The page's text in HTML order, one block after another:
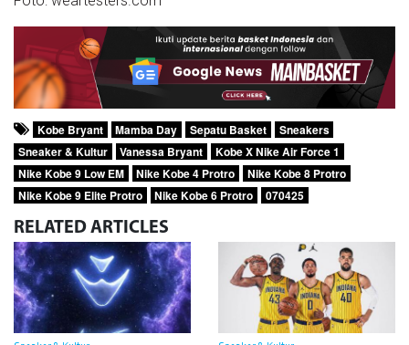
Kobe Bryant Mamba Day Sepatu Basket
Sneakers
Sneaker & Kultur
Vanessa Bryant
Kobe X Nike Air Force 1
Nike Kobe 9 Low EM
Nike Kobe 4 Protro
Nike Kobe 8 Protro
Nike Kobe 9 Elite Protro
Nike Kobe 6 Protro 070425
RELATED ARTICLES